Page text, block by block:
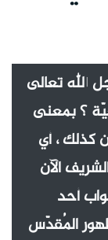
الله تعالى
؟ بمعنى
كذلك ، أي
الآن
أحد
المُقدّس